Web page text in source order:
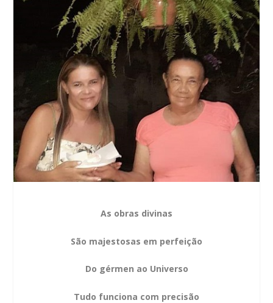
As obras divinas
São majestosas em perfeição
Do gérmen ao Universo
Tudo funciona com precisão